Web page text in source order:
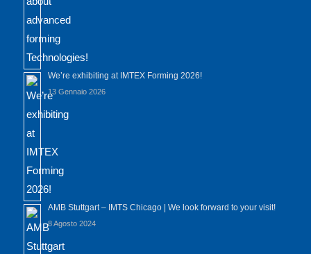
We’re exhibiting at IMTEX Forming 2026!
13 Gennaio 2026
AMB Stuttgart – IMTS Chicago | We look forward to your visit!
8 Agosto 2024